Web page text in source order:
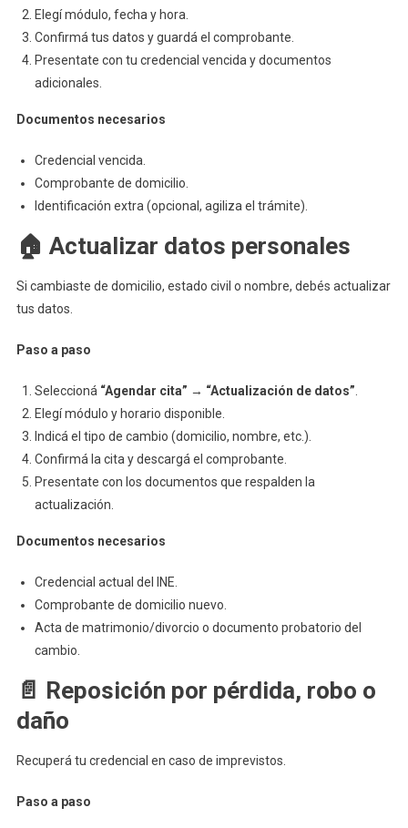
Elegí módulo, fecha y hora.
Confirmá tus datos y guardá el comprobante.
Presentate con tu credencial vencida y documentos
adicionales.
Documentos necesarios
Credencial vencida.
Comprobante de domicilio.
Identificación extra (opcional, agiliza el trámite).
🏠 Actualizar datos personales
Si cambiaste de domicilio, estado civil o nombre, debés actualizar
tus datos.
Paso a paso
Seleccioná “Agendar cita” → “Actualización de datos”
Elegí módulo y horario disponible.
Indicá el tipo de cambio (domicilio, nombre, etc.).
Confirmá la cita y descargá el comprobante.
Presentate con los documentos que respalden la
actualización.
Documentos necesarios
Credencial actual del INE.
Comprobante de domicilio nuevo.
Acta de matrimonio/divorcio o documento probatorio del
cambio.
📄 Reposición por pérdida, robo o
daño
Recuperá tu credencial en caso de imprevistos.
Paso a paso